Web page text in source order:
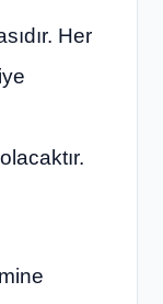
Her